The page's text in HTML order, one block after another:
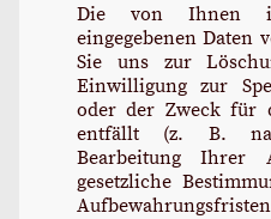
Die von Ihnen
eingegebenen Daten
Sie uns zur
Einwilligung zur
oder der Zweck für
entfällt (z. B.
Bearbeitung Ihrer
gesetzliche